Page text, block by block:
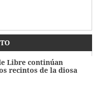
Libre continúan
recintos de la diosa